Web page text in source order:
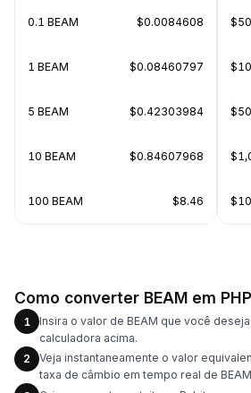
0.1 BEAM $0.0084608
1 BEAM $0.08460797
5 BEAM $0.42303984
10 BEAM $0.84607968
100 BEAM $8.46
$50
Como converter BEAM em
1
Insira o valor de BEAM que você
calculadora acima.
2
Veja instantaneamente o valor
taxa de câmbio em tempo real de